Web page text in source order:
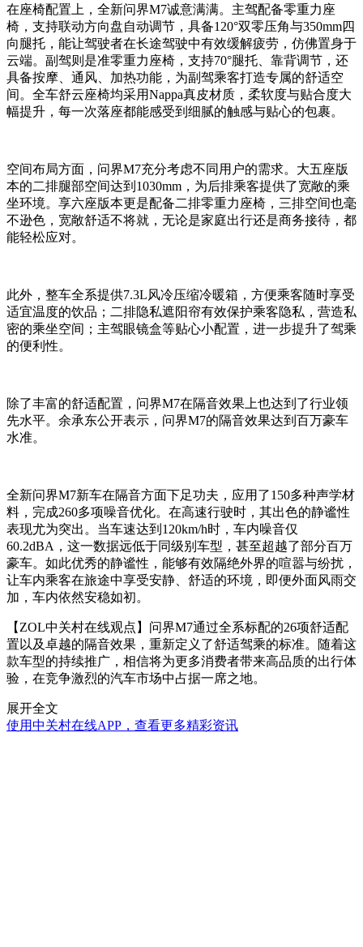
在座椅配置上，全新问界M7诚意满满。主驾配备零重力座
椅，支持联动方向盘自动调节，具备120°双零压角与350mm四
向腿托，能让驾驶者在长途驾驶中有效缓解疲劳，仿佛置身于
云端。副驾则是准零重力座椅，支持70°腿托、靠背调节，还
具备按摩、通风、加热功能，为副驾乘客打造专属的舒适空
间。全车舒云座椅均采用Nappa真皮材质，柔软度与贴合度大
幅提升，每一次落座都能感受到细腻的触感与贴心的包裹。
空间布局方面，问界M7充分考虑不同用户的需求。大五座版
本的二排腿部空间达到1030mm，为后排乘客提供了宽敞的乘
坐环境。享六座版本更是配备二排零重力座椅，三排空间也毫
不逊色，宽敞舒适不将就，无论是家庭出行还是商务接待，都
能轻松应对。
此外，整车全系提供7.3L风冷压缩冷暖箱，方便乘客随时享受
适宜温度的饮品；二排隐私遮阳帘有效保护乘客隐私，营造私
密的乘坐空间；主驾眼镜盒等贴心小配置，进一步提升了驾乘
的便利性。
除了丰富的舒适配置，问界M7在隔音效果上也达到了行业领
先水平。余承东公开表示，问界M7的隔音效果达到百万豪车
水准。
全新问界M7新车在隔音方面下足功夫，应用了150多种声学材
料，完成260多项噪音优化。在高速行驶时，其出色的静谧性
表现尤为突出。当车速达到120km/h时，车内噪音仅
60.2dBA，这一数据远低于同级别车型，甚至超越了部分百万
豪车。如此优秀的静谧性，能够有效隔绝外界的喧嚣与纷扰，
让车内乘客在旅途中享受安静、舒适的环境，即便外面风雨交
加，车内依然安稳如初。
【ZOL中关村在线观点】问界M7通过全系标配的26项舒适配
置以及卓越的隔音效果，重新定义了舒适驾乘的标准。随着这
款车型的持续推广，相信将为更多消费者带来高品质的出行体
验，在竞争激烈的汽车市场中占据一席之地。
展开全文
使用中关村在线APP，查看更多精彩资讯